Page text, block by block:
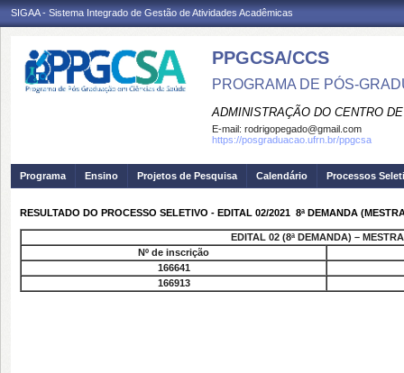
SIGAA - Sistema Integrado de Gestão de Atividades Acadêmicas
PPGCSA/CCS
PROGRAMA DE PÓS-
ADMINISTRAÇÃO DO CENTRO
E-mail: rodrigopegado@gmail.com
https://posgraduacao.ufrn.br/ppgcsa
Programa Ensino Projetos de Pesquisa Calendário Processos
RESULTADO DO PROCESSO SELETIVO - EDITAL 02/2021  8ª DEMANDA
EDITAL 02 (8ª DEMANDA) –
Nº de inscrição
166641
166913